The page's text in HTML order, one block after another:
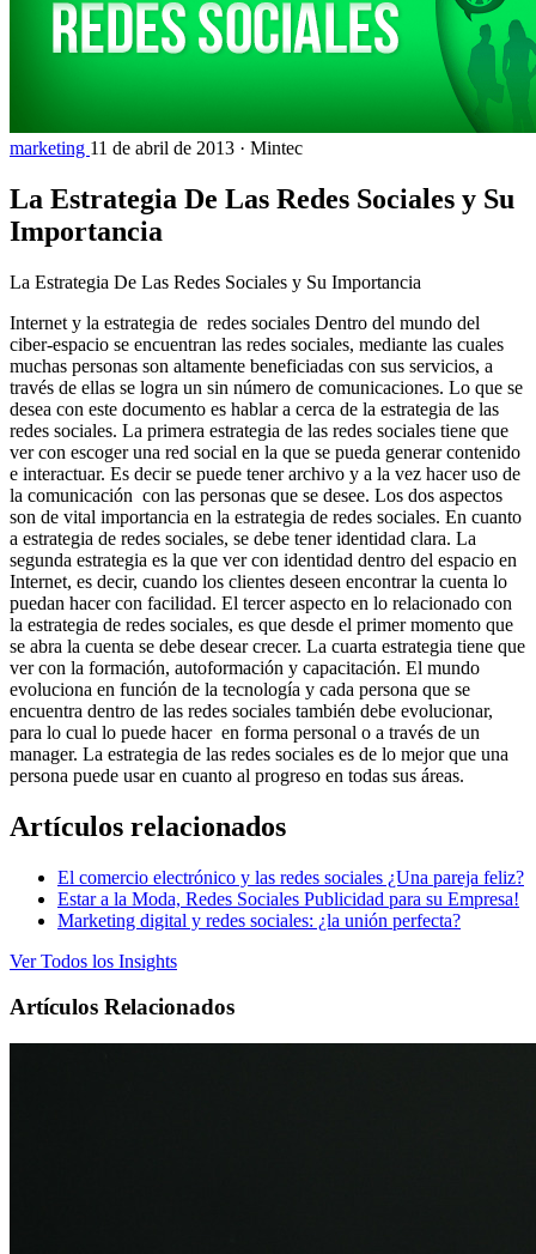
marketing 11 de abril de 2013 · Mintec
La Estrategia De Las Redes Sociales y Su
Importancia
La Estrategia De Las Redes Sociales y Su Importancia
Internet y la estrategia de redes sociales Dentro del mundo del
ciber-espacio se encuentran las redes sociales, mediante las cuales
muchas personas son altamente beneficiadas con sus servicios, a
través de ellas se logra un sin número de comunicaciones. Lo que se
desea con este documento es hablar a cerca de la estrategia de las
redes sociales. La primera estrategia de las redes sociales tiene que
ver con escoger una red social en la que se pueda generar contenido
e interactuar. Es decir se puede tener archivo y a la vez hacer uso de
la comunicación con las personas que se desee. Los dos aspectos
son de vital importancia en la estrategia de redes sociales. En cuanto
a estrategia de redes sociales, se debe tener identidad clara. La
segunda estrategia es la que ver con identidad dentro del espacio en
Internet, es decir, cuando los clientes deseen encontrar la cuenta lo
puedan hacer con facilidad. El tercer aspecto en lo relacionado con
la estrategia de redes sociales, es que desde el primer momento que
se abra la cuenta se debe desear crecer. La cuarta estrategia tiene que
ver con la formación, autoformación y capacitación. El mundo
evoluciona en función de la tecnología y cada persona que se
encuentra dentro de las redes sociales también debe evolucionar,
para lo cual lo puede hacer en forma personal o a través de un
manager. La estrategia de las redes sociales es de lo mejor que una
persona puede usar en cuanto al progreso en todas sus áreas.
Artículos relacionados
El comercio electrónico y las redes sociales ¿Una pareja feliz?
Estar a la Moda, Redes Sociales Publicidad para su Empresa!
Marketing digital y redes sociales: ¿la unión perfecta?
Ver Todos los Insights
Artículos Relacionados